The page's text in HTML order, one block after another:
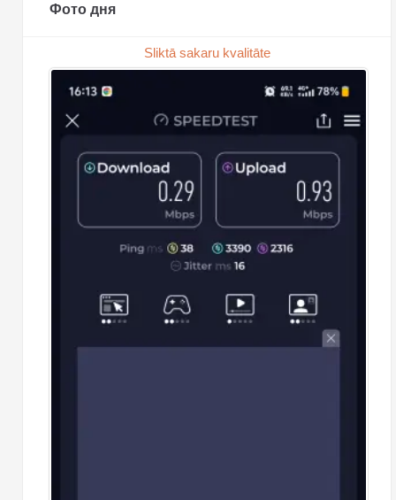
Фото дня
Sliktā sakaru kvalitāte